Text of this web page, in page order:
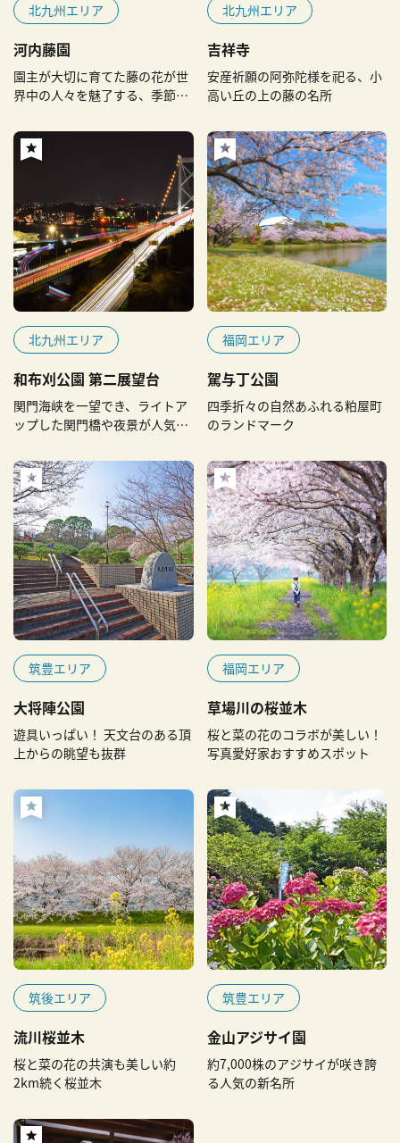
北九州エリア
河内藤園
園主が大切に育てた藤の花が世
界中の人々を魅了する、季節限
北九州エリア
吉祥寺
安産祈願の阿弥陀様を祀る、小
高い丘の上の藤の名所
北九州エリア
和布刈公園 第二展望台
関門海峡を一望でき、ライトア
ップした関門橋や夜景が人気の
福岡エリア
駕与丁公園
四季折々の自然あふれる粕屋町
のランドマーク
筑豊エリア
大将陣公園
遊具いっぱい！ 天文台のある頂
上からの眺望も抜群
福岡エリア
草場川の桜並木
桜と菜の花のコラボが美しい！
写真愛好家おすすめスポット
筑後エリア
流川桜並木
桜と菜の花の共演も美しい約
2km続く桜並木
筑豊エリア
金山アジサイ園
約7,000株のアジサイが咲き誇
る人気の新名所